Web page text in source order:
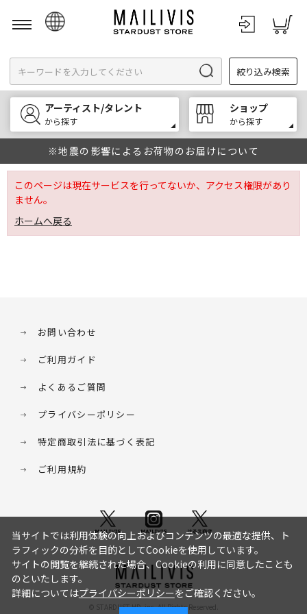
English
한국어
中文
絞り込み検索
アーティスト/タレント
から探す
ショップ
から探す
※地震の影響によるお荷物のお届けについて
このページは現在サービスを行ってないか、アクセス権限があり
ません。
ホームへ戻る
お問い合わせ
ご利用ガイド
よくあるご質問
プライバシーポリシー
特定商取引法に基づく表記
ご利用規約
© STARDUST HD. inc. All Rights Reserved.
当サイトでは利用体験の向上およびコンテンツの最適な提供、ト
ラフィックの分析を目的としてCookieを使用しています。
サイトの閲覧を継続された場合、Cookieの利用に同意したことも
のといたします。
詳細についてはプライバシーポリシーをご確認ください。